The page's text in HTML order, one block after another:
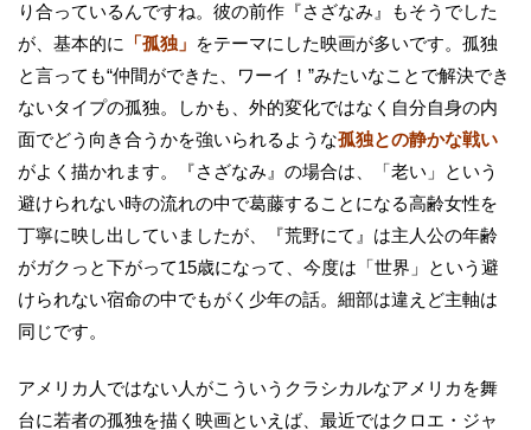
り合っているんですね。彼の前作『さざなみ』もそうでした
が、基本的に
「孤独」 をテーマにした映画が多いです。孤独
と言っても“仲間ができた、ワーイ！”みたいなことで解決でき
ないタイプの孤独。しかも、外的変化ではなく自分自身の内
面でどう向き合うかを強いられるような孤独との静かな戦い
がよく描かれます。『さざなみ』の場合は、「老い」という
避けられない時の流れの中で葛藤することになる高齢女性を
丁寧に映し出していましたが、『荒野にて』は主人公の年齢
がガクっと下がって15歳になって、今度は「世界」という避
けられない宿命の中でもがく少年の話。細部は違えど主軸は
同じです。
アメリカ人ではない人がこういうクラシカルなアメリカを舞
台に若者の孤独を描く映画といえば、最近ではクロエ・ジャ